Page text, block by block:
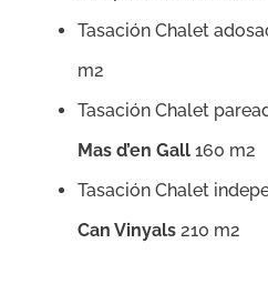
Tasación Chalet
m2
Tasación Chalet
Mas d’en Gall 160 m2
Tasación Chalet
Can Vinyals 210 m2